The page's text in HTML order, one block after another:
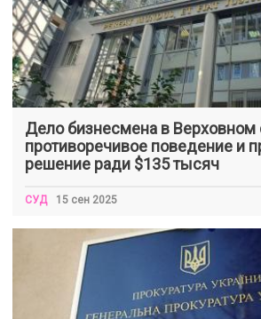
Дело бизнесмена в Верховном
противоречивое поведение и
решение ради $135 тысяч
СУД 15 сен 2025